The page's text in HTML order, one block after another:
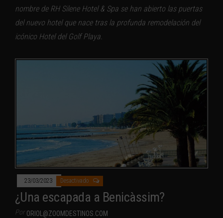
nombre de RH Silene Hotel & Spa se han abierto las puertas
del nuevo hotel que nace tras la profunda remodelación del
icónico Hotel del Golf Playa.
23/03/2023 Desactivado
¿Una escapada a Benicàssim?
Por ORIOL@ZOOMDESTINOS.COM